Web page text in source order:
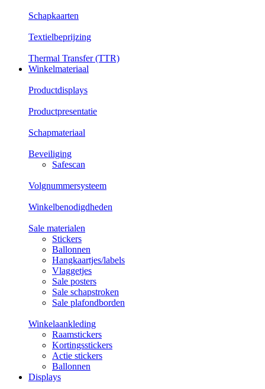
Schapkaarten
Textielbeprijzing
Thermal Transfer (TTR)
Winkelmateriaal
Productdisplays
Productpresentatie
Schapmateriaal
Beveiliging
Safescan
Volgnummersysteem
Winkelbenodigdheden
Sale materialen
Stickers
Ballonnen
Hangkaartjes/labels
Vlaggetjes
Sale posters
Sale schapstroken
Sale plafondborden
Winkelaankleding
Raamstickers
Kortingsstickers
Actie stickers
Ballonnen
Displays